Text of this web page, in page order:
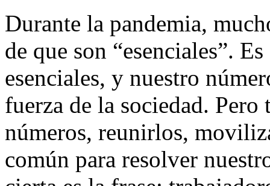
Durante la pandemia,
de que son “esenciales”.
esenciales, y nuestro
fuerza de la sociedad.
números, reunirlos,
común para resolver